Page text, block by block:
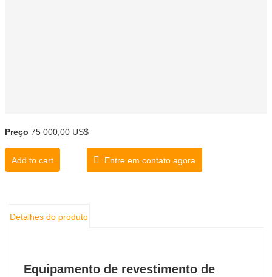
Preço 75 000,00 US$
Add to cart Entre em contato agora
Detalhes do produto
Equipamento de revestimento de